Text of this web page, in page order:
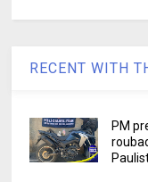
RECENT WITH
PM